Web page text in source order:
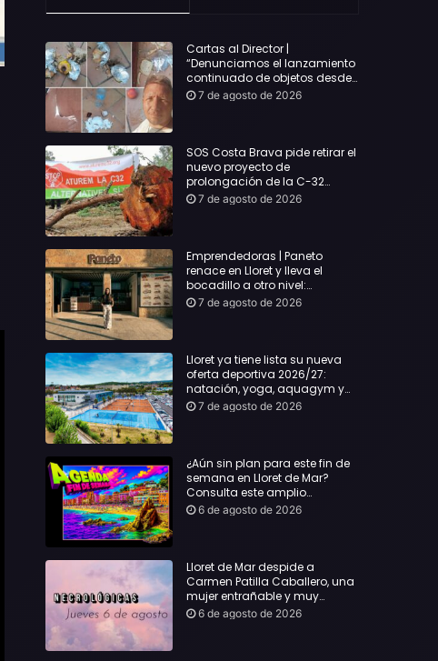
Cartas al Director |
“Denunciamos el lanzamiento
continuado de objetos desde
alojamientos turísticos a
7 de agosto de 2026
SOS Costa Brava pide retirar el
nuevo proyecto de
prolongación de la C-32
hasta Lloret y reclama la
7 de agosto de 2026
Emprendedoras | Paneto
renace en Lloret y lleva el
bocadillo a otro nivel:
producto km 0 y espíritu
7 de agosto de 2026
Lloret ya tiene lista su nueva
oferta deportiva 2026/27:
natación, yoga, aquagym y
decenas de actividades para
7 de agosto de 2026
¿Aún sin plan para este fin de
semana en Lloret de Mar?
Consulta este amplio
recopilatorio de planes:
6 de agosto de 2026
Lloret de Mar despide a
Carmen Patilla Caballero, una
mujer entrañable y muy
querida
6 de agosto de 2026